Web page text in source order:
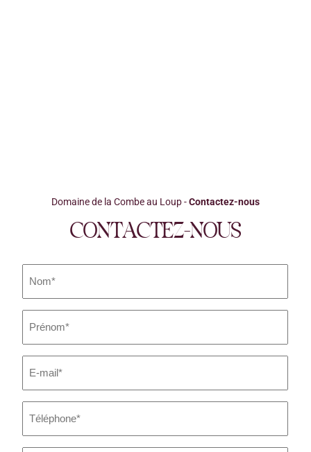
Domaine de la Combe au Loup-Contactez-nous
CONTACTEZ-NOUS
(Nécessaire)
(Nécessaire)
mail
(Nécessaire)